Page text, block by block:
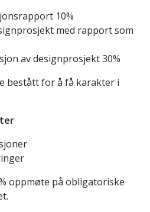
10%
med rapport som
av designprosjekt 30%
bestått for å få karakter i
oppmøte på obligatoriske